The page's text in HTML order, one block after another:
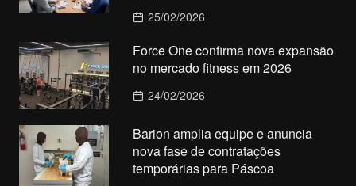
25/02/2026
Force One confirma nova expansão
no mercado fitness em 2026
24/02/2026
Barion amplia equipe e anuncia
nova fase de contratações
temporárias para Páscoa